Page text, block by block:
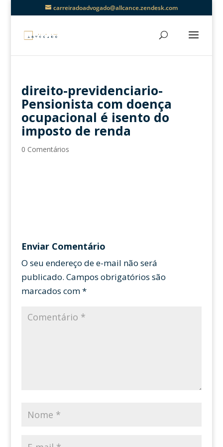
carreiradoadvogado@allcance.zendesk.com
direito-previdenciario-
Pensionista com doença
ocupacional é isento do
imposto de renda
0 Comentários
Enviar Comentário
O seu endereço de e-mail não será
publicado. Campos obrigatórios são
marcados com*